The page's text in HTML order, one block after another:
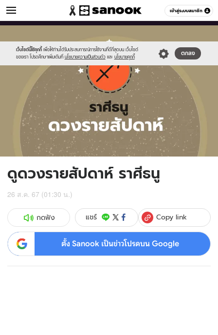
เข้าสู่ระบบสมาชิก
ดูดวง หมวดอื่นๆ
เว็บไซต์นี้ใช้คุกกี้ เพื่อให้ท่านได้รับประสบการณ์การใช้งานที่ดีที่สุดบน เว็บไซต์
ของเรา โปรดศึกษาเพิ่มเติมที่ นโยบายความเป็นส่วนตัว และ นโยบายคุกกี้
ตกลง
new-
sanook.png
horoscope-
sagittarus_z.jpg
ดูดวงรายสัปดาห์ ราศีธนู
26 ส.ค. 67 (01:30 น.)
กดฟัง แชร์ Copy link
ตั้ง Sanook เป็นข่าวโปรดบน Google